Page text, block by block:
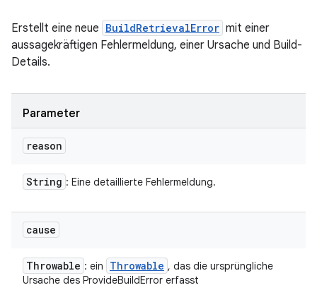
Erstellt eine neue BuildRetrievalError mit einer
aussagekräftigen Fehlermeldung, einer Ursache und Build-
Details.
Parameter
reason
String : Eine detaillierte Fehlermeldung.
cause
Throwable : ein Throwable , das die ursprüngliche
Ursache des ProvideBuildError erfasst